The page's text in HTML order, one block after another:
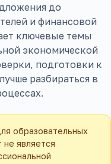
до
и финансовой
ключевые темы
экономической
подготовки к
разбираться в
образовательных
не является